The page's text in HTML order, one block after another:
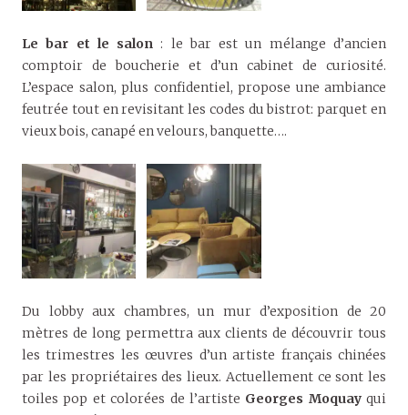
Le bar et le salon : le bar est un mélange d’ancien
comptoir de boucherie et d’un cabinet de curiosité.
L’espace salon, plus confidentiel, propose une ambiance
feutrée tout en revisitant les codes du bistrot: parquet en
vieux bois, canapé en velours, banquette….
Du lobby aux chambres, un mur d’exposition de 20
mètres de long permettra aux clients de découvrir tous
les trimestres les œuvres d’un artiste français chinées
par les propriétaires des lieux. Actuellement ce sont les
toiles pop et colorées de l’artiste Georges Moquayqui